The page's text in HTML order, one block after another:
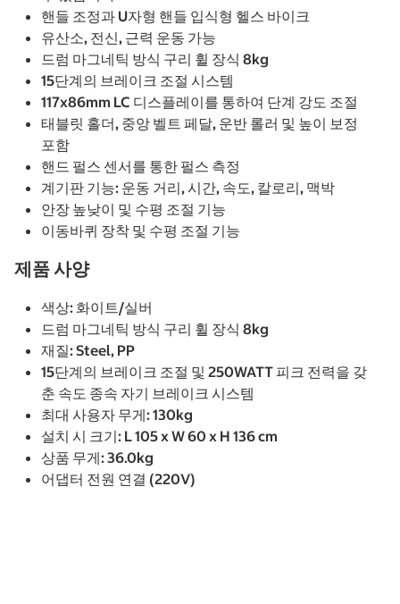
핸들 조정과 U자형 핸들 입식형 헬스 바이크
유산소, 전신, 근력 운동 가능
드럼 마그네틱 방식 구리 휠 장식 8kg
15단계의 브레이크 조절 시스템
117x86mm LC 디스플레이를 통하여 단계 강도 조절
태블릿 홀더, 중앙 벨트 페달, 운반 롤러 및 높이 보정
포함
핸드 펄스 센서를 통한 펄스 측정
계기판 기능: 운동 거리, 시간, 속도, 칼로리, 맥박
안장 높낮이 및 수평 조절 기능
이동바퀴 장착 및 수평 조절 기능
제품 사양
색상: 화이트/실버
드럼 마그네틱 방식 구리 휠 장식 8kg
재질: Steel, PP
15단계의 브레이크 조절 및 250WATT 피크 전력을 갖
춘 속도 종속 자기 브레이크 시스템
최대 사용자 무게: 130kg
설치 시 크기: L 105 x W 60 x H 136 cm
상품 무게: 36.0kg
어댑터 전원 연결 (220V)